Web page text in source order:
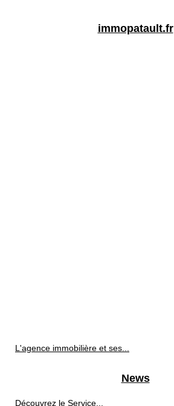
immopatault.fr
L'agence immobilière et ses...
News
Découvrez le Service...